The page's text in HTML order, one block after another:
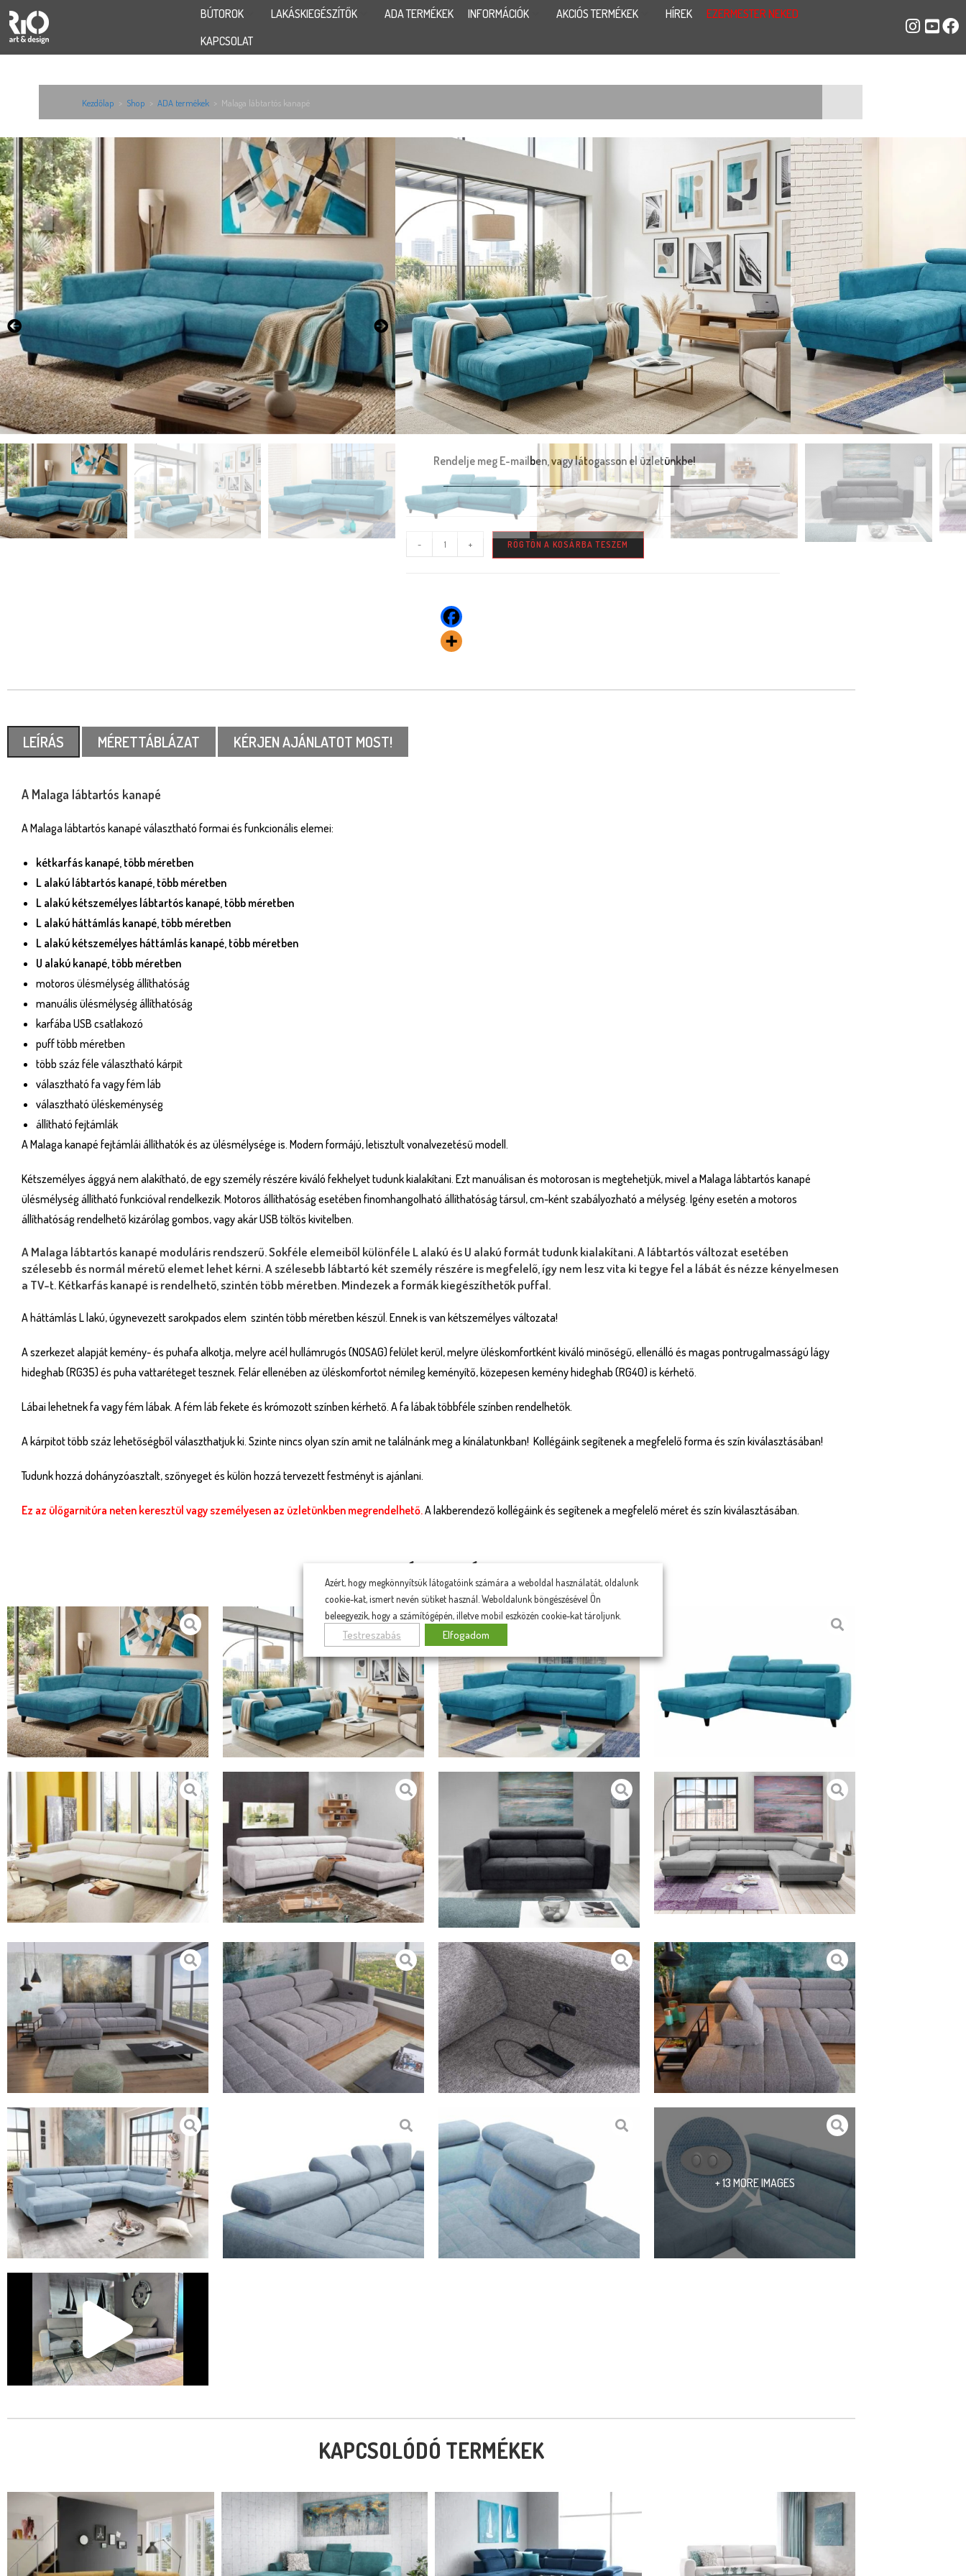
BÚTOROK LAKÁSKIEGÉSZÍTŐK ADA TERMÉKEK INFORMÁCIÓK AKCIÓS TERMÉKEK HÍREK
EZERMESTER NEKED
KAPCSOLAT
Kezdőlap > Shop > ADA termékek > Malaga lábtartós kanapé
MALAGA LÁBTARTÓS KANAPÉ
799 900 Ft639 900 Ft261 x191 cm
A Malaga lábtartós kanapé kanapé többféle méretben és formában rendelhető
modell. Több száz féle szín közül lehet választani a kárpitozását. A fejtámlái
állíthatók. Ülésmélység állíthatóság extraként kérhető bele.Képen látható
szövet: XBO 36
Induló akciós ár 80 féle szövettel, a legyakrabban választott méretre:L
alakú kanapé 261 x 191 cm 799.900 Ft helyett639.900 Ft.
Egyéb gyakran választott méretek: 287 x 191 cm, 290 x 191 cm, 316 x1 91 cm
Rendelhető többféle méretben, többféle kárpittal.
Rendelje meg E-mailben, vagy látogasson el üzletünkbe!
- + RÖGTÖN A KOSÁRBA TESZEM
LEÍRÁS MÉRETTÁBLÁZAT KÉRJEN AJÁNLATOT MOST!
A Malaga lábtartós kanapé
A Malaga lábtartós kanapé választható formai és funkcionális elemei:
kétkarfás kanapé, több méretben
L alakú lábtartós kanapé, több méretben
L alakú kétszemélyes lábtartós kanapé, több méretben
L alakú háttámlás kanapé, több méretben
L alakú kétszemélyes háttámlás kanapé, több méretben
U alakú kanapé, több méretben
motoros ülésmélység állíthatóság
manuális ülésmélység állíthatóság
karfába USB csatlakozó
puff több méretben
több száz féle választható kárpit
választható fa vagy fém láb
választható üléskeménység
állítható fejtámlák
A Malaga kanapé fejtámlái állíthatók és az ülésmélysége is. Modern formájú, letisztult vonalvezetésű modell.
Kétszemélyes ággyá nem alakítható, de egy személy részére kiváló fekhelyet tudunk kialakítani. Ezt manuálisan és motorosan is megtehetjük, mivel a Malaga lábtartós kanapé
ülésmélység állítható funkcióval rendelkezik. Motoros állíthatóság esetében finomhangolható állíthatóság társul, cm-ként szabályozható a mélység. Igény esetén a motoros
állíthatóság rendelhető kizárólag gombos, vagy akár USB töltős kivitelben.
A Malaga lábtartós kanapé moduláris rendszerű.Sokféle elemeiből különféle L alakú és U alakú formát tudunk kialakítani. A lábtartós változat esetében
szélesebb és normál méretű elemet lehet kérni. A szélesebb lábtartó két személy részére is megfelelő, így nem lesz vita ki tegye fel a lábát és nézze kényelmesen
a TV-t. Kétkarfás kanapé is rendelhető, szintén több méretben. Mindezek a formák kiegészíthetők puffal.
A háttámlás L lakú, úgynevezett sarokpados elem szintén több méretben készül. Ennek is van kétszemélyes változata!
A szerkezet alapját kemény- és puhafa alkotja, melyre acél hullámrugós (NOSAG) felület kerül, melyre üléskomfortként kiváló minőségű, ellenálló és magas pontrugalmasságú lágy
hideghab (RG35) és puha vattaréteget tesznek. Felár ellenében az üléskomfortot némileg keményítő, közepesen kemény hideghab (RG40) is kérhető.
Lábai lehetnek fa vagy fém lábak. A fém láb fekete és krómozott színben kérhető. A fa lábak többféle színben rendelhetők.
A kárpitot több száz lehetőségből választhatjuk ki. Szinte nincs olyan szín amit ne találnánk meg a kínálatunkban! Kollégáink segítenek a megfelelő forma és szín kiválasztásában!
Tudunk hozzá dohányzóasztalt, szőnyeget és külön hozzá tervezett festményt is ajánlani.
Ez az ülőgarnitúra neten keresztül vagy személyesen az üzletünkben megrendelhető.A lakberendező kollégáink és segítenek a megfelelő méret és szín kiválasztásában.
TERMÉK GALÉRIA
+ 13 MORE IMAGES
KAPCSOLÓDÓ TERMÉKEK
Azért, hogy megkönnyítsük látogatóink számára a weboldal használatát, oldalunk
cookie-kat, ismert nevén sütiket használ. Weboldalunk böngészésével Ön
beleegyezik, hogy a számítógépén, illetve mobil eszközén cookie-kat tároljunk.
Testreszabás Elfogadom